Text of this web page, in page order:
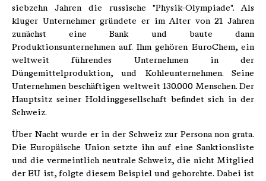
siebzehn Jahren die russische "Physik-Olympiade". Als
kluger Unternehmer gründete er im Alter von 21 Jahren
zunächst eine Bank und baute dann
Produktionsunternehmen auf. Ihm gehören EuroChem, ein
weltweit führendes Unternehmen in der
Düngemittelproduktion, und Kohleunternehmen. Seine
Unternehmen beschäftigen weltweit 130.000 Menschen. Der
Hauptsitz seiner Holdinggesellschaft befindet sich in der
Schweiz.
Über Nacht wurde er in der Schweiz zur Persona non grata.
Die Europäische Union setzte ihn auf eine Sanktionsliste
und die vermeintlich neutrale Schweiz, die nicht Mitglied
der EU ist, folgte diesem Beispiel und gehorchte. Dabei ist